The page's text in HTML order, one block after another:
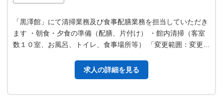
「黒澤館」にて清掃業務及び食事配膳業務を担当していただき
ます ・朝食・夕食の準備（配膳、片付け） ・館内清掃（客室
数１０室、お風呂、トイレ、食事場所等） 「変更範囲：変更範
求人の詳細を見る